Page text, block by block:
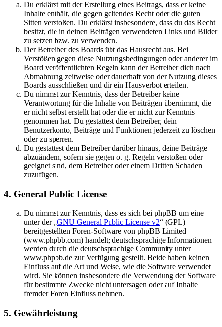
Du erklärst mit der Erstellung eines Beitrags, dass er keine
Inhalte enthält, die gegen geltendes Recht oder die guten
Sitten verstoßen. Du erklärst insbesondere, dass du das Recht
besitzt, die in deinen Beiträgen verwendeten Links und Bilder
zu setzen bzw. zu verwenden.
Der Betreiber des Boards übt das Hausrecht aus. Bei
Verstößen gegen diese Nutzungsbedingungen oder anderer im
Board veröffentlichten Regeln kann der Betreiber dich nach
Abmahnung zeitweise oder dauerhaft von der Nutzung dieses
Boards ausschließen und dir ein Hausverbot erteilen.
Du nimmst zur Kenntnis, dass der Betreiber keine
Verantwortung für die Inhalte von Beiträgen übernimmt, die
er nicht selbst erstellt hat oder die er nicht zur Kenntnis
genommen hat. Du gestattest dem Betreiber, dein
Benutzerkonto, Beiträge und Funktionen jederzeit zu löschen
oder zu sperren.
Du gestattest dem Betreiber darüber hinaus, deine Beiträge
abzuändern, sofern sie gegen o. g. Regeln verstoßen oder
geeignet sind, dem Betreiber oder einem Dritten Schaden
zuzufügen.
4. General Public License
Du nimmst zur Kenntnis, dass es sich bei phpBB um eine
unter der „GNU General Public License v2“ (GPL)
bereitgestellten Foren-Software von phpBB Limited
(www.phpbb.com) handelt; deutschsprachige Informationen
werden durch die deutschsprachige Community unter
www.phpbb.de zur Verfügung gestellt. Beide haben keinen
Einfluss auf die Art und Weise, wie die Software verwendet
wird. Sie können insbesondere die Verwendung der Software
für bestimmte Zwecke nicht untersagen oder auf Inhalte
fremder Foren Einfluss nehmen.
5. Gewährleistung